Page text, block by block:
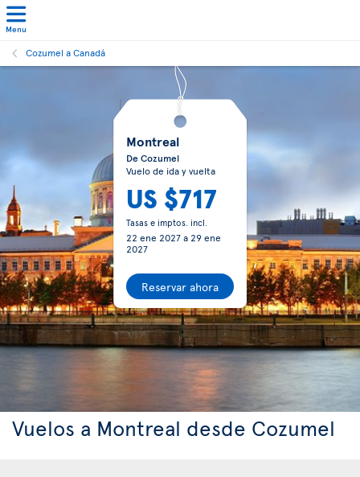
Menu
Cozumel a Canadá
Montreal
De Cozumel
Vuelo de ida y vuelta
US $717
Tasas e imptos. incl.
22 ene 2027a 29 ene
2027
Reservar ahora
Vuelos a Montreal desde Cozumel